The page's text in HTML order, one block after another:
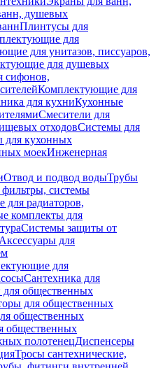
душевых
Плинтусы для
для
для унитазов, писсуаров,
для душевых
сифонов,
Комплектующие для
для кухниКухонные
Смесители для
отходовСистемы для
кухонных
моекИнженерная
Отвод и подвод водыТрубы
системы
радиаторов,
комплекты для
Системы защиты от
Аксессуары для
для
Сантехника для
для общественных
для общественных
общественных
общественных
полотенецДиспенсеры
Тросы сантехнические,